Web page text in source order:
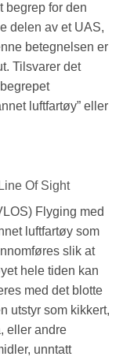
begrep for den
delen av et UAS,
betegnelsen er
Tilsvarer det
luftfartøy” eller
Of Sight
Flyging med
luftfartøy som
slik at
hele tiden kan
med det blotte
utstyr som kikkert,
eller andre
unntatt